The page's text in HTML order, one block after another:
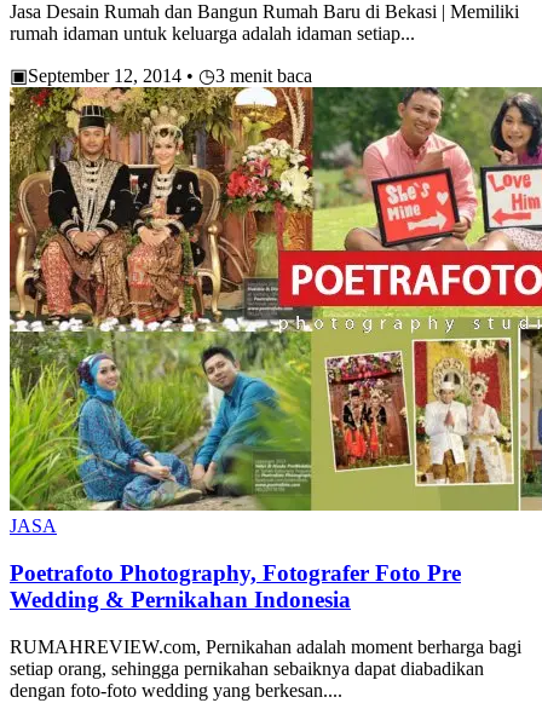
Jasa Desain Rumah dan Bangun Rumah Baru di Bekasi | Memiliki
rumah idaman untuk keluarga adalah idaman setiap...
▣September 12, 2014 • ◷3 menit baca
JASA
Poetrafoto Photography, Fotografer Foto Pre
Wedding & Pernikahan Indonesia
RUMAHREVIEW.com, Pernikahan adalah moment berharga bagi
setiap orang, sehingga pernikahan sebaiknya dapat diabadikan
dengan foto-foto wedding yang berkesan....